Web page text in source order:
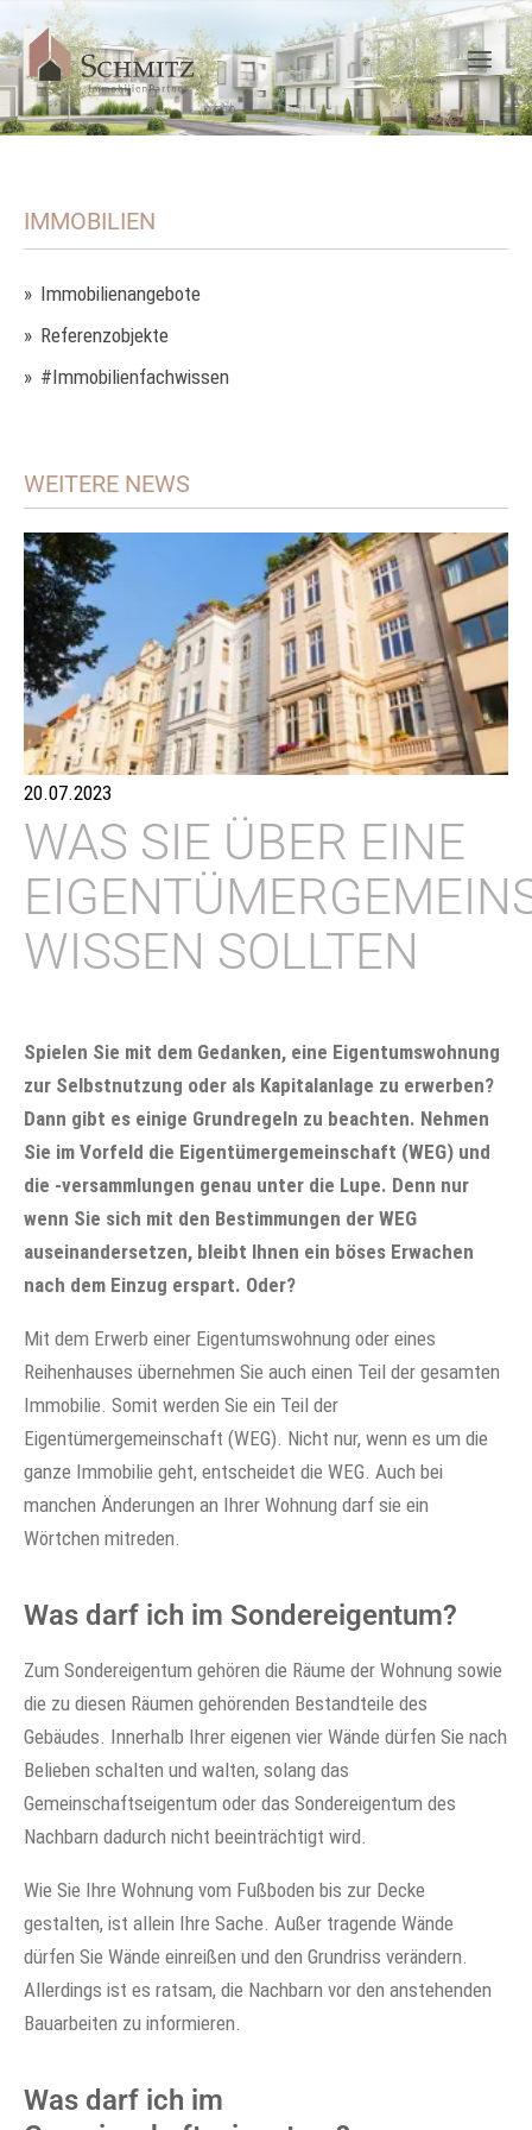
20.07.2023
WAS SIE ÜBER EINE
WISSEN SOLLTEN
Spielen Sie mit dem Gedanken, eine Eigentumswohnung
zur Selbstnutzung oder als Kapitalanlage zu erwerben?
Dann gibt es einige Grundregeln zu beachten. Nehmen
Sie im Vorfeld die Eigentümergemeinschaft (WEG) und
die -versammlungen genau unter die Lupe. Denn nur
wenn Sie sich mit den Bestimmungen der WEG
auseinandersetzen, bleibt Ihnen ein böses Erwachen
nach dem Einzug erspart. Oder?
Mit dem Erwerb einer Eigentumswohnung oder eines
Reihenhauses übernehmen Sie auch einen Teil der gesamten
Immobilie. Somit werden Sie ein Teil der
Eigentümergemeinschaft (WEG). Nicht nur, wenn es um die
ganze Immobilie geht, entscheidet die WEG. Auch bei
manchen Änderungen an Ihrer Wohnung darf sie ein
Wörtchen mitreden.
Was darf ich im Sondereigentum?
Zum Sondereigentum gehören die Räume der Wohnung sowie
die zu diesen Räumen gehörenden Bestandteile des
Gebäudes. Innerhalb Ihrer eigenen vier Wände dürfen Sie nach
Belieben schalten und walten, solang das
Gemeinschaftseigentum oder das Sondereigentum des
Nachbarn dadurch nicht beeinträchtigt wird.
Wie Sie Ihre Wohnung vom Fußboden bis zur Decke
gestalten, ist allein Ihre Sache. Außer tragende Wände
dürfen Sie Wände einreißen und den Grundriss verändern.
Allerdings ist es ratsam, die Nachbarn vor den anstehenden
Bauarbeiten zu informieren.
Was darf ich im
IMMOBILIEN
Immobilienangebote
Referenzobjekte
#Immobilienfachwissen
WEITERE NEWS